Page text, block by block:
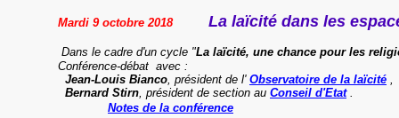
Mardi 9 octobre 2018 La laïcité dans les
Dans le cadre d'un cycle "La laïcité, une chance pour les
Conférence-débat avec :
Jean-Louis Bianco , président de l' Observatoire de la laïcité
Bernard Stirn , président de section au Conseil d'Etat.
Notes de la conférence